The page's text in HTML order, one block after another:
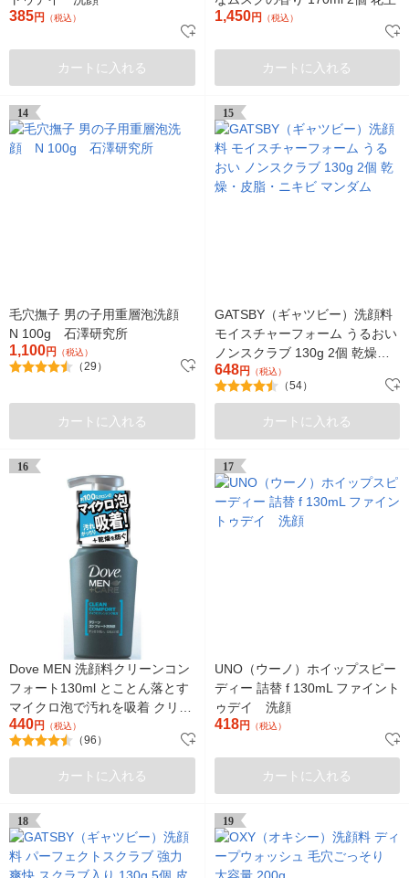
385円 （税込）
カートに入れる
1,450円 （税込）
カートに入れる
14
毛穴撫子 男の子用重層泡洗顔
N 100g 石澤研究所
1,100円 （税込）
（29）
カートに入れる
15
GATSBY（ギャツビー）洗顔料
モイスチャーフォーム うるおい
ノンスクラブ 130g 2個 乾燥・
皮脂・ニキビ マンダム
648円 （税込）
（54）
カートに入れる
16
Dove MEN 洗顔料クリーンコン
フォート130ml とことん落とす
マイクロ泡で汚れを吸着 クリー
ミー泡！
440円 （税込）
（96）
カートに入れる
17
UNO（ウーノ）ホイップスピー
ディー 詰替 f 130mL ファイント
ゥデイ 洗顔
418円 （税込）
カートに入れる
18 19